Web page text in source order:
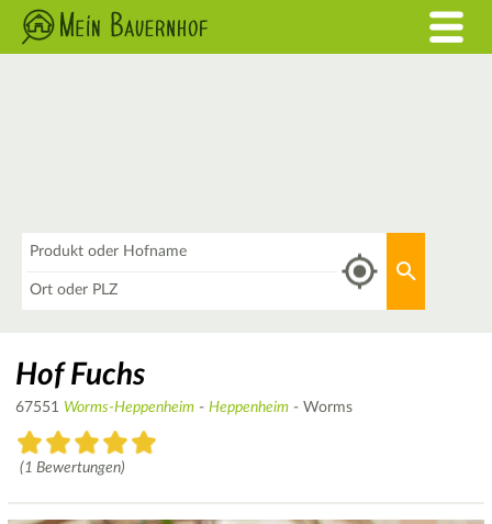
Hof Fuchs
67551 Worms-Heppenheim - Heppenheim - Worms
(1 Bewertungen)